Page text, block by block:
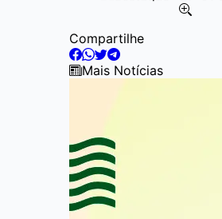
Item
2
of
Compartilhe
Mais Notícias